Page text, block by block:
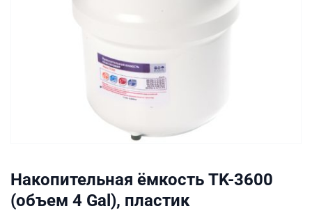
Накопительная ёмкость TK-3600
(объем 4 Gal), пластик